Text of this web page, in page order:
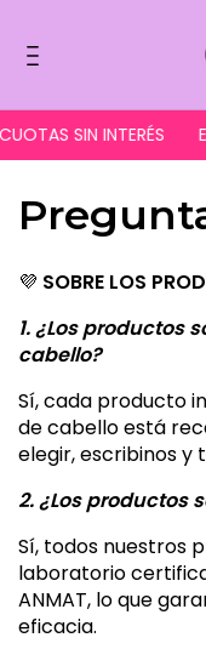
SIN INTERÉS
💜 SOBRE LOS
1. ¿Los productos
cabello?
Sí, cada producto
de cabello está
elegir, escribinos y
2. ¿Los productos
Sí, todos nuestros
laboratorio
ANMAT, lo que
eficacia.